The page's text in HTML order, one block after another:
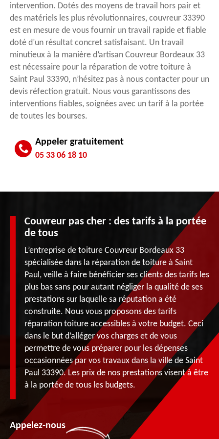
intervention. Dotés des moyens de travail hors pair et
des matériels les plus révolutionnaires, couvreur 33390
est en mesure de vous fournir un travail rapide et fiable
doté d’un résultat concret satisfaisant. Un travail
minutieux à la manière d’artisan Couvreur Bordeaux 33
est nécessaire pour la réparation de votre toiture à
Saint Paul 33390, n’hésitez pas à nous contacter pour un
devis réfection gratuit. Nous vous garantissons des
interventions fiables, soignées avec un tarif à la portée
de toutes les bourses.
Appeler gratuitement
05 33 06 18 10
Couvreur pas cher : des tarifs à la portée
de tous
L’entreprise de toiture Couvreur Bordeaux 33
spécialisée dans la réparation de toiture à Saint
Paul, veille à faire bénéficier ses clients des tarifs les
plus bas sans pour autant négliger la qualité de ses
prestations sur laquelle sa réputation a été
construite. Nous vous proposons des tarifs
réparation toiture accessibles à votre budget. Ceci
dans le but d’alléger vos charges et de vous
permettre de vous préparer pour les dépenses
occasionnées par vos travaux dans la ville de Saint
Paul 33390. Les prix de nos prestations visent à être
à la portée de tous les budgets.
Appelez-nous